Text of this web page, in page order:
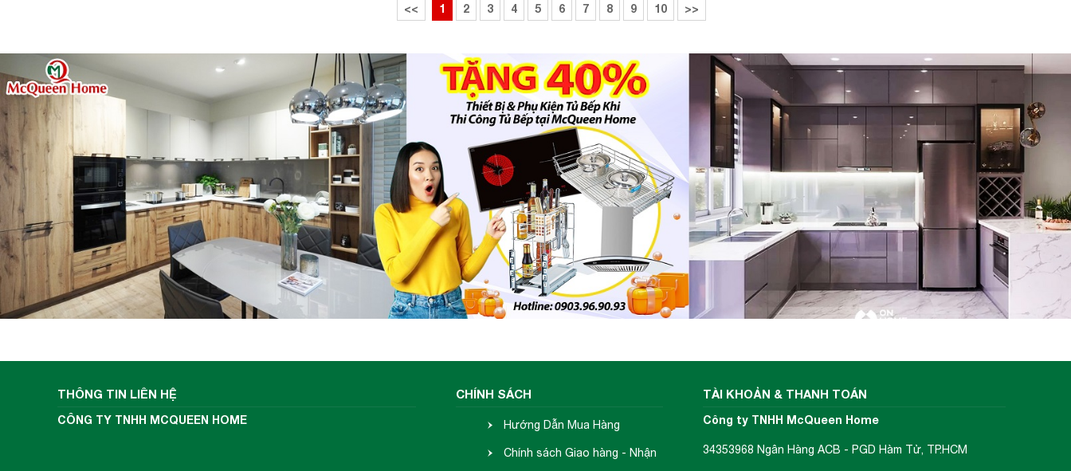
<< 1 2 3 4 5 6 7 8 9 10 >>
THÔNG TIN LIÊN HỆ
CÔNG TY TNHH MCQUEEN HOME
CHÍNH SÁCH
Hướng Dẫn Mua Hàng
Chính sách Giao hàng - Nhận
TÀI KHOẢN & THANH TOÁN
Công ty TNHH McQueen Home
34353968 Ngân Hàng ACB - PGD Hàm Tử, TP.HCM